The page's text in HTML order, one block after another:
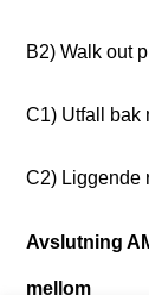
B2) Walk out
C1) Utfall bak
C2) Liggende
Avslutning
mellom